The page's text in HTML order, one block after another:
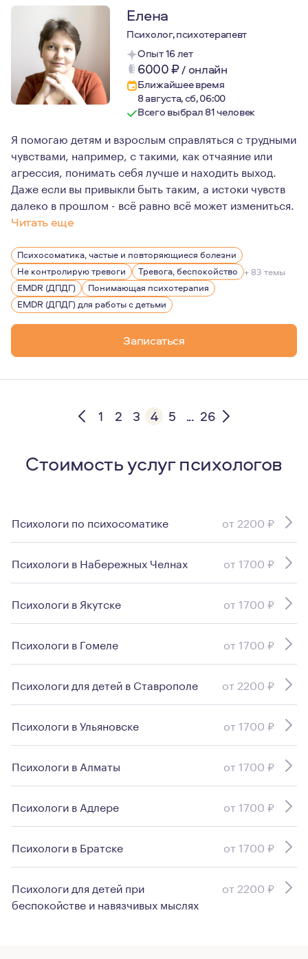
Елена
Психолог, психотерапевт
Опыт 16 лет
6000₽/ онлайн
Ближайшее время
8 августа, сб, 06:00
Всего выбрал 81 человек
Я помогаю детям и взрослым справляться с трудными
чувствами, например, с такими, как отчаяние или
агрессия, понимать себя лучше и находить выход.
Даже если вы привыкли быть таким, а истоки чувств
далеко в прошлом - всё равно всё может измениться.
Читать еще
В психологию я пришла после 30 лет, получив второе
Уже со второго курса я начала работать в Центре
Всё это время я была рядом с детьми и взрослыми,
В повседневной жизни я довольно спокойный
Психосоматика, частые и повторяющиеся болезни
Не контролирую тревоги
Тревога, беспокойство + 83 темы
EMDR (ДПДГ)
Понимающая психотерапия
EMDR (ДПДГ) для работы с детьми
Записаться
1 2 3 4 5 ... 26
Стоимость услуг психологов
Психологи по психосоматике от 2200 ₽
Психологи в Набережных Челнах от 1700 ₽
Психологи в Якутске от 1700 ₽
Психологи в Гомеле от 1700 ₽
Психологи для детей в Ставрополе от 2200 ₽
Психологи в Ульяновске от 1700 ₽
Психологи в Алматы от 1700 ₽
Психологи в Адлере от 1700 ₽
Психологи в Братске от 1700 ₽
Психологи для детей при
беспокойстве и навязчивых мыслях
от 2200 ₽